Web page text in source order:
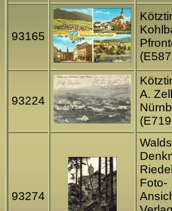
93165
93224
A.
93274
Foto-